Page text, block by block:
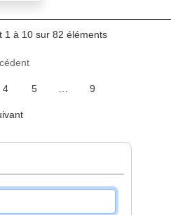
1 à 10 sur 82 éléments
4 5 9